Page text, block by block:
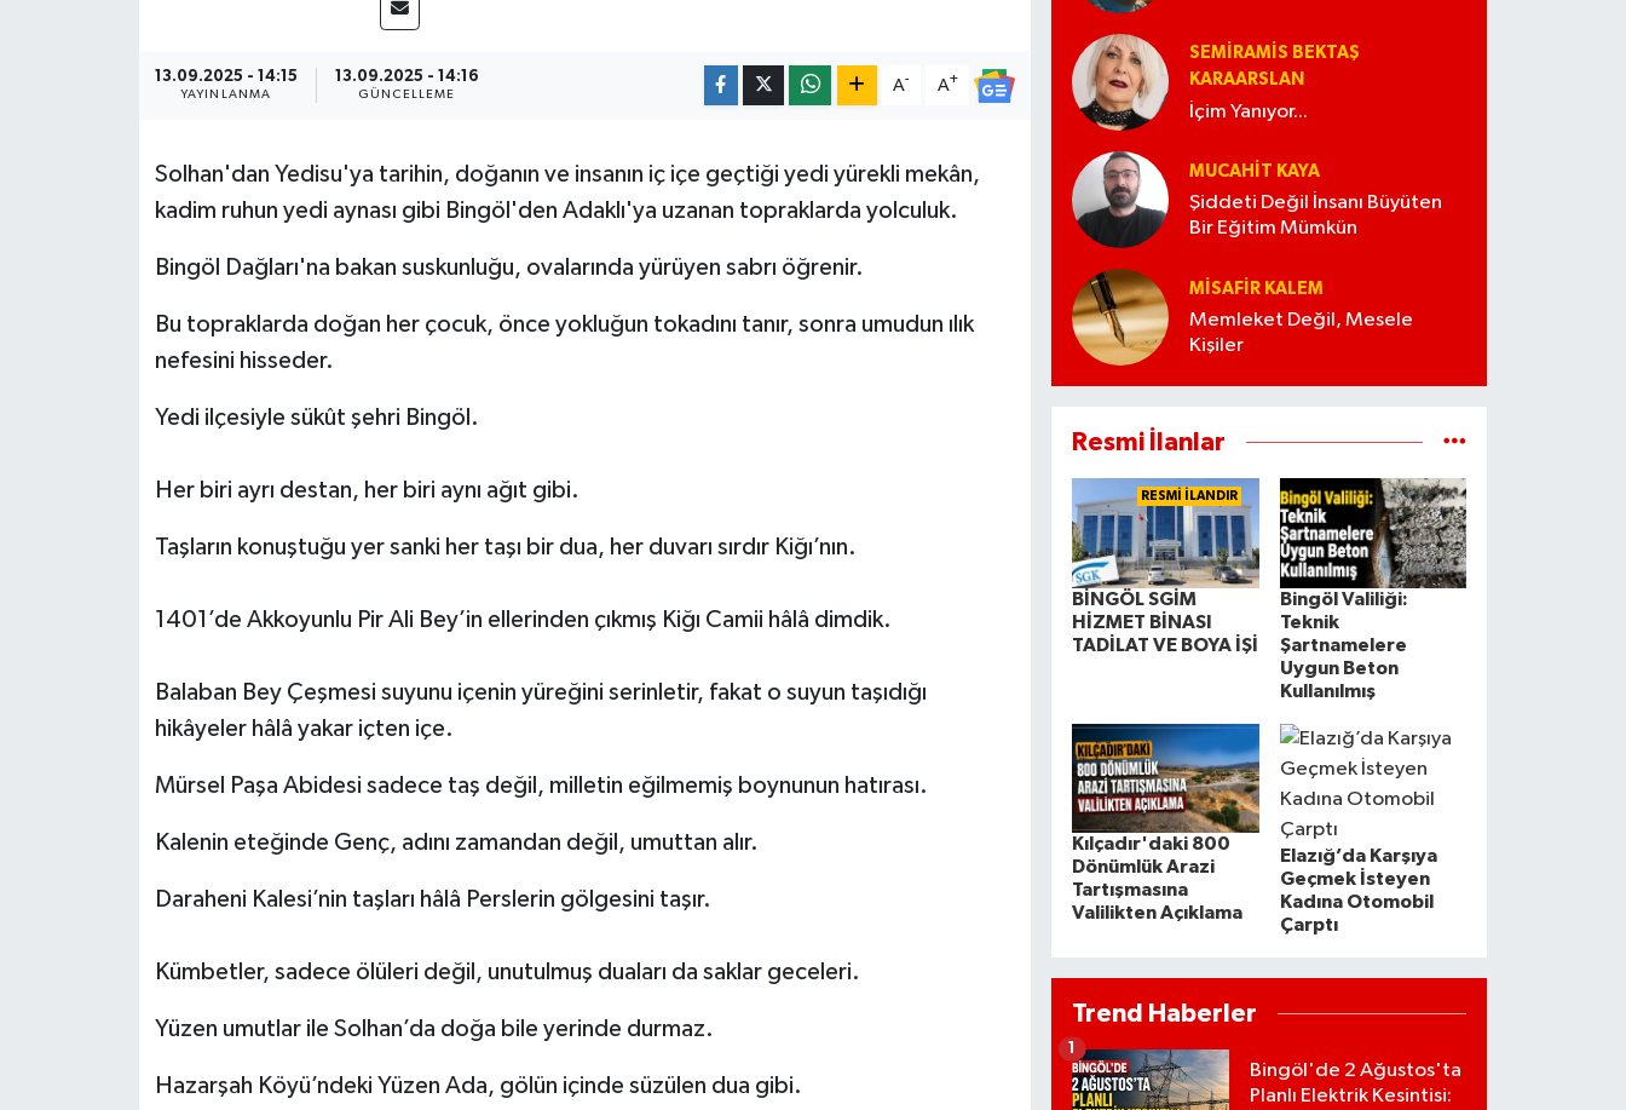
13.09.2025 - 14:15
YAYINLANMA
13.09.2025 - 14:16
GÜNCELLEME
A- A+
Solhan'dan Yedisu'ya tarihin, doğanın ve insanın iç içe geçtiği yedi yürekli mekân,
kadim ruhun yedi aynası gibi Bingöl'den Adaklı'ya uzanan topraklarda yolculuk.
Bingöl Dağları'na bakan suskunluğu, ovalarında yürüyen sabrı öğrenir.
Bu topraklarda doğan her çocuk, önce yokluğun tokadını tanır, sonra umudun ılık
nefesini hisseder.
Yedi ilçesiyle sükût şehri Bingöl.
Her biri ayrı destan, her biri aynı ağıt gibi.
Taşların konuştuğu yer sanki her taşı bir dua, her duvarı sırdır Kiğı’nın.
1401’de Akkoyunlu Pir Ali Bey’in ellerinden çıkmış Kiğı Camii hâlâ dimdik.
Balaban Bey Çeşmesi suyunu içenin yüreğini serinletir, fakat o suyun taşıdığı
hikâyeler hâlâ yakar içten içe.
Mürsel Paşa Abidesi sadece taş değil, milletin eğilmemiş boynunun hatırası.
Kalenin eteğinde Genç, adını zamandan değil, umuttan alır.
Daraheni Kalesi’nin taşları hâlâ Perslerin gölgesini taşır.
Kümbetler, sadece ölüleri değil, unutulmuş duaları da saklar geceleri.
Yüzen umutlar ile Solhan’da doğa bile yerinde durmaz.
Hazarşah Köyü’ndeki Yüzen Ada, gölün içinde süzülen dua gibi.
SEMIRAMIS BEKTAŞ
KARAARSLAN
İçim Yanıyor...
MUCAHIT KAYA
Şiddeti Değil İnsanı Büyüten
Bir Eğitim Mümkün
MISAFIR KALEM
Memleket Değil, Mesele
Kişiler
Resmi İlanlar
RESMİ İLANDIR
BİNGÖL SGİM
HİZMET BİNASI
TADİLAT VE BOYA İŞİ
Bingöl Valiliği:
Teknik
Şartnamelere
Uygun Beton
Kullanılmış
Kılçadır'daki 800
Dönümlük Arazi
Tartışmasına
Valilikten Açıklama
Elazığ’da Karşıya
Geçmek İsteyen
Kadına Otomobil
Çarptı
Trend Haberler
Bingöl'de 2 Ağustos'ta
Planlı Elektrik Kesintisi:
1
RESMİ İLANLAR